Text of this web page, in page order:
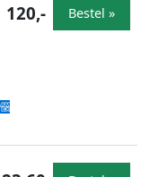
120,- Bestel »